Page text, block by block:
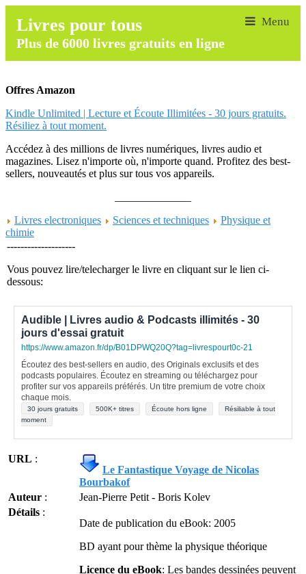
Livres pour tous
Plus de 6000 livres gratuits en ligne
Offres Amazon
Kindle Unlimited | Lecture et Écoute Illimitées - 30 jours gratuits.
Résiliez à tout moment.
Accédez à des millions de livres numériques, livres audio et
magazines. Lisez n'importe où, n'importe quand. Profitez des best-
sellers, nouveautés et plus sur tous vos appareils.
Livres electroniques
Sciences et techniques
Physique et
chimie
--------------------
Vous pouvez lire/telecharger le livre en cliquant sur le lien ci-
dessous:
Audible | Livres audio & Podcasts illimités - 30
jours d'essai gratuit
https://www.amazon.fr/dp/B01DPWQ20Q?tag=livrespourt0c-21
Écoutez des best-sellers en audio, des Originals exclusifs et des
podcasts populaires. Écoutez en streaming ou téléchargez pour
profiter sur vos appareils préférés. Un titre premium de votre choix
chaque mois.
30 jours gratuits 500K+ titres Écoute hors ligne
Résiliable à tout
moment
URL :
Le Fantastique Voyage de Nicolas
Bourbakof
Auteur :
Jean-Pierre Petit - Boris Kolev
Détails :
Date de publication du eBook: 2005
BD ayant pour thème la physique théorique
Licence du eBook: Les bandes dessinées peuvent